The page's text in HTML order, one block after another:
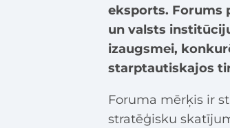
eksports. Forums
un valsts
izaugsmei,
starptautiskajos
Foruma mērķis ir
stratēģisku